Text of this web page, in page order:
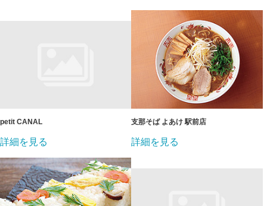
petit CANAL
詳細を見る
支那そば よあけ 駅前店
詳細を見る